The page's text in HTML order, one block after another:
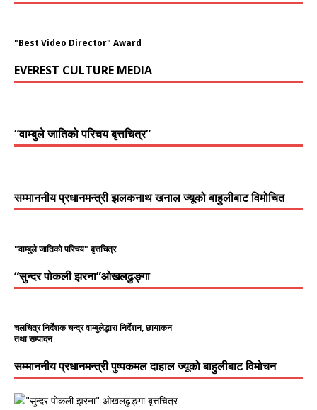
"Best Video Director" Award
EVEREST CULTURE MEDIA
“वाम्बुले जातिको परिचय बृत्तचित्र”
सम्माननीय प्रधानमन्त्री झलकनाथ खनाल ज्यूको बाहुलीबाट विमोचित
"वाम्बुले जातिको परिचय" बृत्तचित्र
“सुन्दर पोकली झरना”ओखलढुङ्गा
चलचित्र निर्देशक चन्द्र वाम्बुलेद्धारा निर्देशन, छायाकन
तथा सम्पादन
सम्माननीय प्रधानमन्त्री पुष्पकमल दाहाल ज्यूको बाहुलीबाट विमोचन